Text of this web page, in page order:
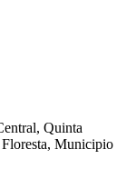
Quinta
Municipio